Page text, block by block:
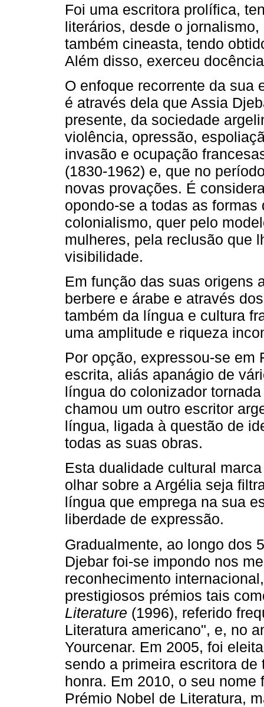
Foi uma escritora prolífica,
literários, desde o
também cineasta, tendo
Além disso, exerceu
O enfoque recorrente da sua
é através dela que Assia
presente, da sociedade
violência, opressão,
invasão e ocupação
(1830­‑1962) e, que no
novas provações. É
opondo­‑se a todas as
colonialismo, quer pelo
mulheres, pela reclusão que
visibili­dade.
Em função das suas origens
berbere e árabe e através
também da língua e cultura
uma amplitude e riqueza
Por opção, expressou­‑se
escrita, aliás apanágio de
língua do coloni­zador
chamou um outro escritor
língua, ligada à questão de
todas as suas obras.
Esta dualidade cultural
olhar sobre a Argélia seja
língua que emprega na sua
liberdade de expressão.
Gradualmente, ao longo dos
Djebar foi­‑se impondo nos
reconhecimento
prestigiosos prémios tais
Literature (1996), referido
Literatura americano", e, no
Yourcenar. Em 2005, foi
sendo a primeira escritora
honra. Em 2010, o seu
Prémio Nobel de Literatura,